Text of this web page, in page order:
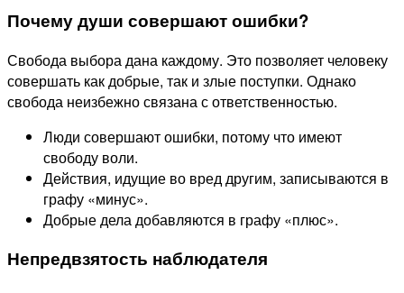
Почему души совершают ошибки?
Свобода выбора дана каждому. Это позволяет человеку
совершать как добрые, так и злые поступки. Однако
свобода неизбежно связана с ответственностью.
Люди совершают ошибки, потому что имеют
свободу воли.
Действия, идущие во вред другим, записываются в
графу «минус».
Добрые дела добавляются в графу «плюс».
Непредвзятость наблюдателя